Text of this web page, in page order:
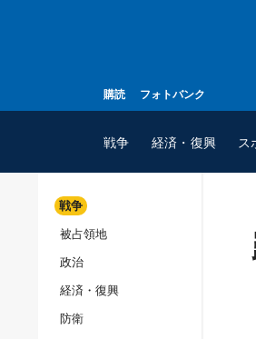
購読 フォトバンク
戦争 経済・復興 ス
戦争
被占領地
政治
経済・復興
防衛